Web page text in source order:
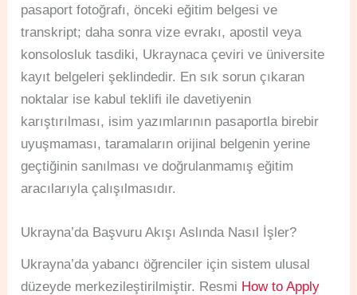
pasaport fotoğrafı, önceki eğitim belgesi ve
transkript; daha sonra vize evrakı, apostil veya
konsolosluk tasdiki, Ukraynaca çeviri ve üniversite
kayıt belgeleri şeklindedir. En sık sorun çıkaran
noktalar ise kabul teklifi ile davetiyenin
karıştırılması, isim yazımlarının pasaportla birebir
uyuşmaması, taramaların orijinal belgenin yerine
geçtiğinin sanılması ve doğrulanmamış eğitim
aracılarıyla çalışılmasıdır.
Ukrayna’da Başvuru Akışı Aslında Nasıl İşler?
Ukrayna’da yabancı öğrenciler için sistem ulusal
düzeyde merkezileştirilmiştir. Resmi How to Apply